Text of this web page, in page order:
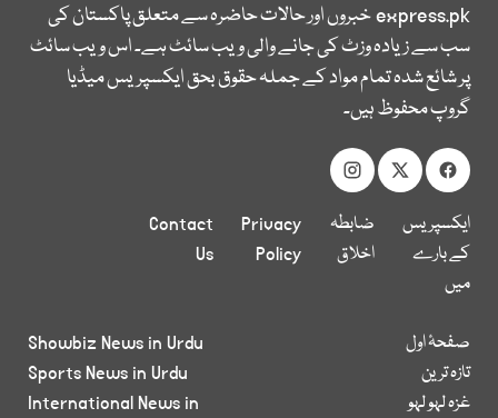
express.pkخبروں اور حالات حاضرہ سے متعلق پاکستان کی
سب سے زیادہ وزٹ کی جانے والی ویب سائٹ ہے۔ اس ویب سائٹ
پر شائع شدہ تمام مواد کے جملہ حقوق بحق ایکسپریس میڈیا
گروپ محفوظ ہیں۔
ایکسپریس
کے بارے
میں
ضابطہ
اخلاق
Privacy
Policy
Contact
Us
صفحۂ اول
تازہ ترین
غزہ لہو لہو
Showbiz News in Urdu
Sports News in Urdu
International News in